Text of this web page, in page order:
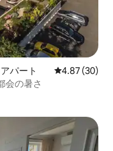
パート レビュー30
4.87 (30)
会の暑さ